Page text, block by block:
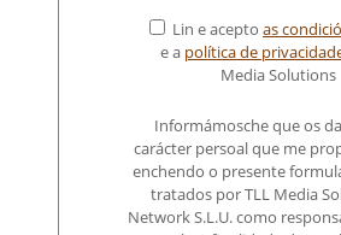
Lin e acepto as
e a política de
Media Solutions
Informámosche que os
carácter persoal que me
enchendo o presente
tratados por TLL Media
Network S.L.U. como